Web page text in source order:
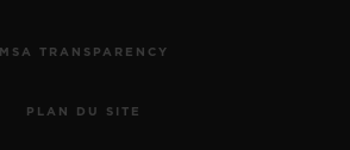
MSA TRANSPARENCY
PLAN DU SITE